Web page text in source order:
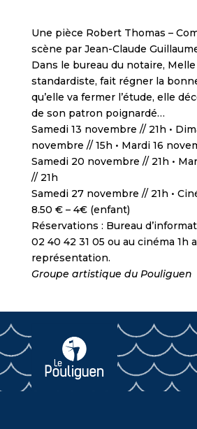
Une pièce Robert Thomas –
scène par Jean-Claude
Dans le bureau du notaire, Melle
standardiste, fait régner la
qu’elle va fermer l’étude, elle
de son patron poignardé…
Samedi 13 novembre // 21h •
novembre // 15h • Mardi 16
Samedi 20 novembre // 21h •
// 21h
Samedi 27 novembre // 21h •
8.50 € – 4€ (enfant)
Réservations : Bureau
02 40 42 31 05 ou au cinéma 1h
représentation.
Groupe artistique du Pouliguen